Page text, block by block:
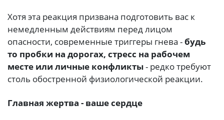
Хотя эта реакция призвана подготовить вас к
немедленным действиям перед лицом
опасности, современные триггеры гнева -будь
то пробки на дорогах, стресс на рабочем
месте или личные конфликты- редко требуют
столь обостренной физиологической реакции.
Главная жертва - ваше сердце